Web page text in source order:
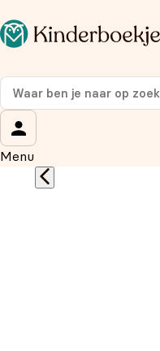
Menu
Op de hoogte blijven
Meld je aan voor onze
korting
Wat is je voornaam?
Wat is je e-mailadres?